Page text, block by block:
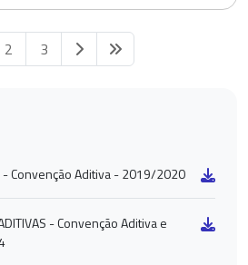
2 3
- Convenção Aditiva - 2019/2020
- Convenção Aditiva e